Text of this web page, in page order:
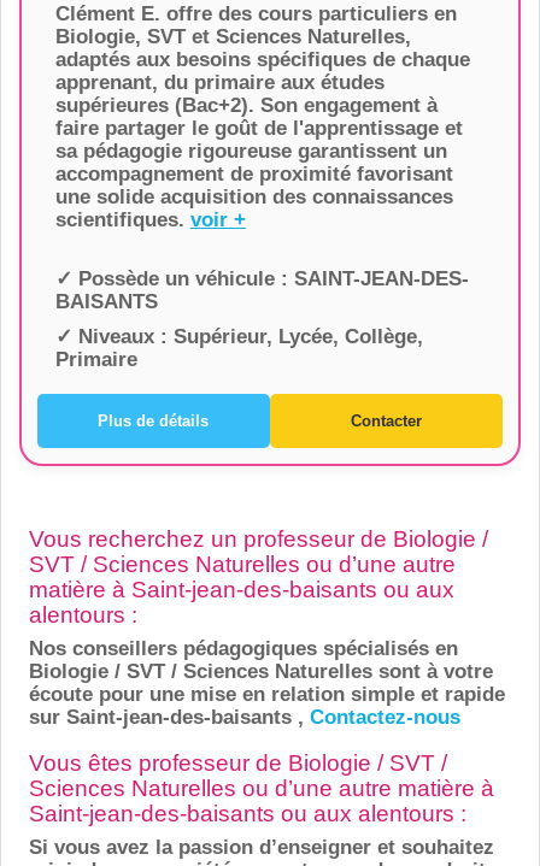
Clément E. offre des cours particuliers en
Biologie, SVT et Sciences Naturelles,
adaptés aux besoins spécifiques de chaque
apprenant, du primaire aux études
supérieures (Bac+2). Son engagement à
faire partager le goût de l'apprentissage et
sa pédagogie rigoureuse garantissent un
accompagnement de proximité favorisant
une solide acquisition des connaissances
scientifiques. voir +
✓ Possède un véhicule : SAINT-JEAN-DES-
BAISANTS
✓ Niveaux : Supérieur, Lycée, Collège,
Primaire
Plus de détails Contacter
Vous recherchez un professeur de Biologie /
SVT / Sciences Naturelles ou d’une autre
matière à Saint-jean-des-baisants ou aux
alentours :
Nos conseillers pédagogiques spécialisés en
Biologie / SVT / Sciences Naturelles sont à votre
écoute pour une mise en relation simple et rapide
sur Saint-jean-des-baisants , Contactez-nous
Vous êtes professeur de Biologie / SVT /
Sciences Naturelles ou d’une autre matière à
Saint-jean-des-baisants ou aux alentours :
Si vous avez la passion d’enseigner et souhaitez